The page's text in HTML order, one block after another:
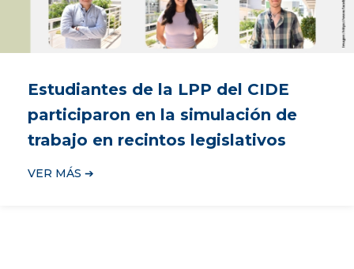
Estudiantes de la LPP del CIDE
participaron en la simulación de
trabajo en recintos legislativos
VER MÁS ➔